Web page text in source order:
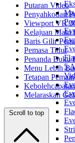
5
Putaran Video
Penyahkodan
Viewport VR
Kelajuan Main
Baris Gilir
Pemasa Tidur
Penanda Buku
Menu Lebih
Tetapan Pemain
Kebolehcapaian
Melaraskan
Scroll to top